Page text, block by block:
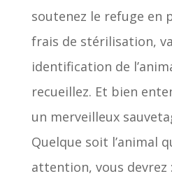
soutenez le refuge en
frais de stérilisation,
identification de
recueillez. Et bien
un merveilleux
Quelque soit l’animal
attention, vous devrez :